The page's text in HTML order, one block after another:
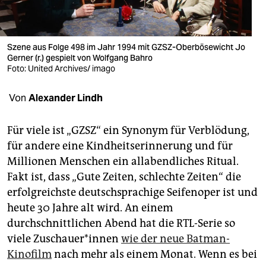
wahrheit
verlag
verlag
shop
fragen & hilfe
unterstützen
abo
genossenschaft
epaper login
Szene aus Folge 498 im Jahr 1994 mit GZSZ-Oberbösewicht Jo
Gerner (r.) gespielt von Wolfgang Bahro
Foto: United Archives/ imago
Von Alexander Lindh
Für viele ist „GZSZ“ ein Synonym für Verblödung,
für andere eine Kindheitserinnerung und für
Millionen Menschen ein allabendliches Ritual.
Fakt ist, dass „Gute Zeiten, schlechte Zeiten“ die
erfolgreichste deutschsprachige Seifenoper ist und
heute 30 Jahre alt wird. An einem
durchschnittlichen Abend hat die RTL-Serie so
viele Zu­schaue­r*in­nen wie der neue Batman-
Kinofilmnach mehr als einem Monat. Wenn es bei